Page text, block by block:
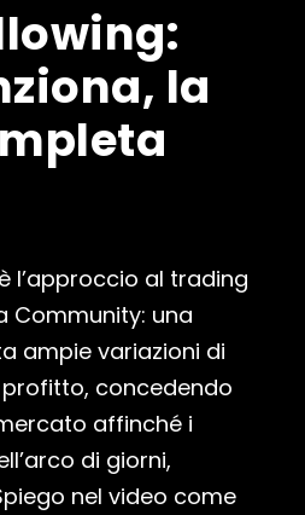
la
è l’approccio al trading
Community: una
ampie variazioni di
concedendo
affinché i
di giorni,
nel video come